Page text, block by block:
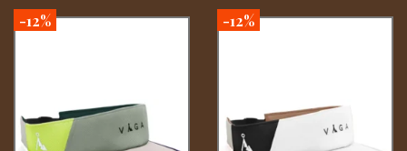
-12% -12%